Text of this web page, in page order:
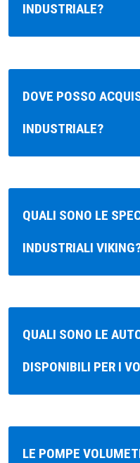
INDUSTRIALE?
DOVE POSSO
INDUSTRIALE?
QUALI SONO LE
INDUSTRIALI
QUALI SONO LE
DISPONIBILI PER I
LE POMPE